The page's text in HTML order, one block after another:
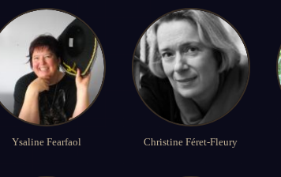
Ysaline Fearfaol Christine Féret-Fleury